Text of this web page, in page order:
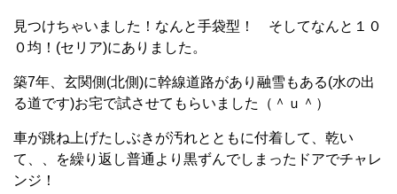
見つけちゃいました！なんと手袋型！ そしてなんと１０
０均！(セリア)にありました。
築7年、玄関側(北側)に幹線道路があり融雪もある(水の出
る道です)お宅で試させてもらいました（＾ｕ＾）
車が跳ね上げたしぶきが汚れとともに付着して、乾い
て、、を繰り返し普通より黒ずんでしまったドアでチャレ
ンジ！